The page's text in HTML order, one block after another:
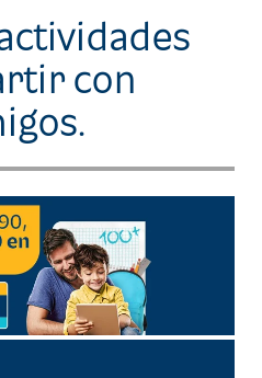
con